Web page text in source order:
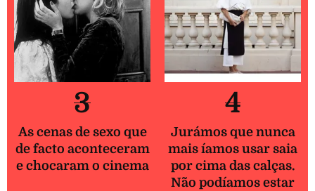
3
As cenas de sexo que
de facto aconteceram
e chocaram o cinema
4
Jurámos que nunca
mais íamos usar saia
por cima das calças.
Não podíamos estar